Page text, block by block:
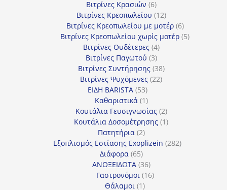
Βιτρίνες Κρασιών 66
προϊόντα
Βιτρίνες Κρεοπωλείου 1212
προϊόντα
Βιτρίνες Κρεοπωλείου με μοτέρ 66
προϊόντα
Βιτρίνες Κρεοπωλείου χωρίς μοτέρ 55
Βιτρίνες Ουδέτερες 44
προϊόντα
Βιτρίνες Παγωτού 33
προϊόντα
Βιτρίνες Συντήρησης 3838
προϊόντα
Βιτρίνες Ψυχόμενες 2222
ΕΙΔΗ BARISTA 5353
προϊόντα
Καθαριστικά 11
προϊόν
Κουτάλια Γευσιγνωσίας 22
προϊόντα
Κουτάλια Δοσομέτρησης 11
Πατητήρια 22
προϊόντα
Εξοπλισμός Εστίασης Exoplizein 282282
Διάφορα 6565
προϊόντα
ΑΝΟΞΕΙΔΩΤΑ 3636
προϊόντα
Γαστρονόμοι 1616
Θάλαμοι 11